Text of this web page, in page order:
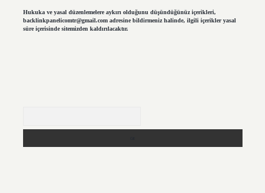
Hukuka ve yasal düzenlemelere aykırı olduğunu düşündüğünüz içerikleri,
backlinkpanelicomtr@gmail.comadresine bildirmeniz halinde, ilgili içerikler yasal
süre içerisinde sitemizden kaldırılacaktır.